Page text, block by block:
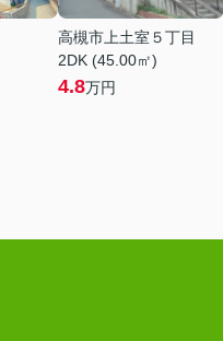
高槻市上土室５丁目
2DK (45.00㎡)
4.8万円